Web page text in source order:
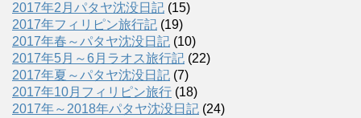
2017年2月パタヤ沈没日記 (15)
2017年フィリピン旅行記 (19)
2017年春～パタヤ沈没日記 (10)
2017年5月～6月ラオス旅行記 (22)
2017年夏～パタヤ沈没日記 (7)
2017年10月フィリピン旅行 (18)
2017年～2018年パタヤ沈没日記 (24)